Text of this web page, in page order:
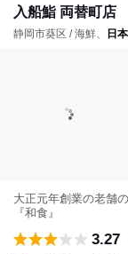
入船鮨 両替町店
静岡市葵区 / 海鮮、 日
大正元年創業の老舗
『和食』
3.27